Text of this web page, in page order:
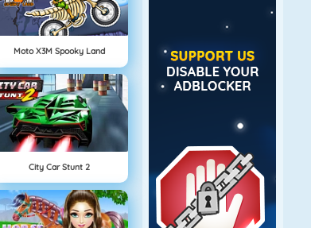
Moto X3M Spooky Land
City Car Stunt 2